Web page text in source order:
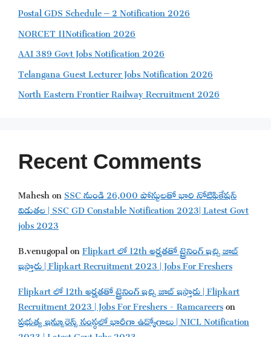
Postal GDS Schedule – 2 Notification 2026
NORCET 11Notification 2026
AAI 389 Govt Jobs Notification 2026
Telangana Guest Lecturer Jobs Notification 2026
North Eastern Frontier Railway Recruitment 2026
Recent Comments
MaheshonSSC నుండి 26,000 పోస్టులతో భారి నోటిఫికేషన్
విడుతల | SSC GD Constable Notification 2023| Latest Govt
jobs 2023
B.venugopalonFlipkart లో 12th అర్హతతో ట్రైనింగ్ ఇచ్చి జాబ్
ఇస్తారు | Flipkart Recruitment 2023 | Jobs For Freshers
Flipkart లో 12th అర్హతతో ట్రైనింగ్ ఇచ్చి జాబ్ ఇస్తారు | Flipkart
Recruitment 2023 | Jobs For Freshers - Ramcareerson
ప్రభుత్వ ఇన్సూరెన్స్ సంస్థలో భారీగా ఉద్యోగాలు | NICL Notification